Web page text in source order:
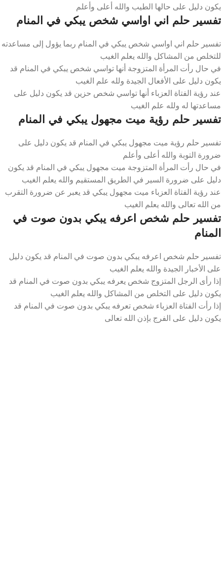
يكون دليل على حالها الطيب والله أعلى وأعلم
تفسير حلم اني اواسي شخص يبكي في المنام
تفسير حلم اني اواسي شخص يبكي في المنام ربما يؤول إلى مساعدته
للتخلص من المشاكل والله يعلم الغيب
في حال رأت المرأة المتزوجة أنها تواسي شخص يبكي في المنام قد
يكون دليل على الأفعال الجيدة ولله علم الغيب
عند رؤية الفتاة العزباء أنها تواسي شخص حزين قد يكون دليل على
مساعدتها له ولله علم الغيب
تفسير حلم رؤية ميت مجهول يبكي في المنام
تفسير حلم رؤية ميت مجهول يبكي في المنام قد يكون دليل على
ضرورة التوبة والله أعلى وأعلم
في حال رأت المرأة المتزوجة ميت مجهول يبكي في المنام قد يكون
دليل على ضرورة السير في الطريق المستقيم والله يعلم الغيب
عند رؤية الفتاة العزباء ميت مجهول يبكي قد يعبر عن ضرورة التقرب
من الله تعالى والله يعلم الغيب
تفسير حلم شخص اعرفه يبكي بدون صوت في
المنام
تفسير حلم شخص اعرفه يبكي بدون صوت في المنام قد يكون دليل
على الأخبار الجيدة والله يعلم الغيب
إذا رأى الرجل المتزوج شخص يعرفه يبكي بدون صوت في المنام قد
يكون دليل على التخلص من المشاكل والله يعلم الغيب
إذا رأت الفتاة العزباء شخص تعرفه يبكي بدون صوت في المنام قد
يكون دليل على الفرج بإذن الله تعالى